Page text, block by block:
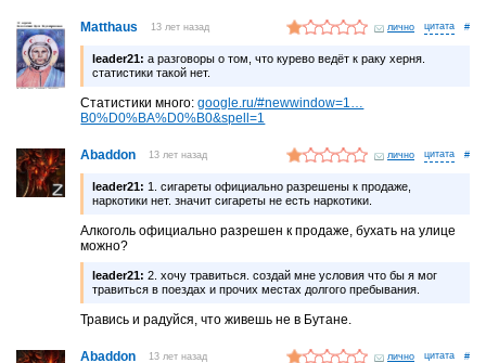
Matthaus 13 лет назад лично #
leader21: а разговоры о том, что курево ведёт к раку херня.
статистики такой нет.
Стaтистики много:google.ru/#newwindow=1…
B0%D0%BA%D0%B0&spell=1
Abaddon 13 лет назад лично #
leader21: 1. сигареты официально разрешены к продаже,
наркотики нет. значит сигареты не есть наркотики.
Алкоголь официально разрешен к продаже, бухать на улице
можно?
leader21: 2. хочу травиться. создай мне условия что бы я мог
травиться в поездах и прочих местах долгого пребывания.
Травись и радуйся, что живешь не в Бутане.
Abaddon 13 лет назад лично #